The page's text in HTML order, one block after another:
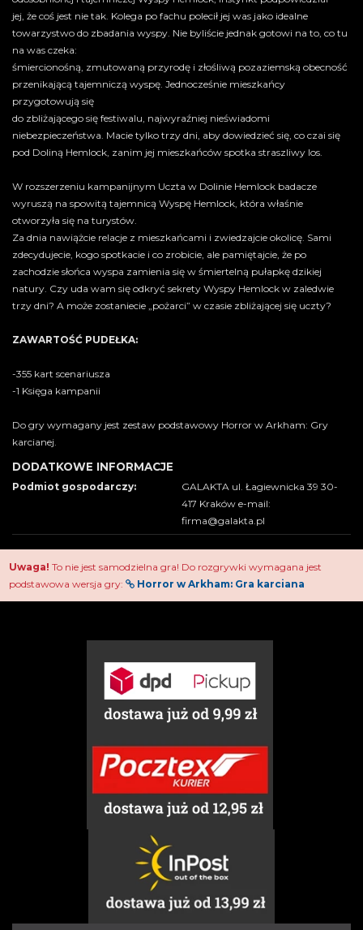
jej, że coś jest nie tak. Kolega po fachu polecił jej was jako idealne
towarzystwo do zbadania wyspy. Nie byliście jednak gotowi na to, co tu
na was czeka:
śmiercionośną, zmutowaną przyrodę i złośliwą pozaziemską obecność
przenikającą tajemniczą wyspę. Jednocześnie mieszkańcy
przygotowują się
do zbliżającego się festiwalu, najwyraźniej nieświadomi
niebezpieczeństwa. Macie tylko trzy dni, aby dowiedzieć się, co czai się
pod Doliną Hemlock, zanim jej mieszkańców spotka straszliwy los.
W rozszerzeniu kampanijnym Uczta w Dolinie Hemlock badacze
wyruszą na spowitą tajemnicą Wyspę Hemlock, która właśnie
otworzyła się na turystów.
Za dnia nawiążcie relacje z mieszkańcami i zwiedzajcie okolicę. Sami
zdecydujecie, kogo spotkacie i co zrobicie, ale pamiętajcie, że po
zachodzie słońca wyspa zamienia się w śmiertelną pułapkę dzikiej
natury. Czy uda wam się odkryć sekrety Wyspy Hemlock w zaledwie
trzy dni? A może zostaniecie „pożarci” w czasie zbliżającej się uczty?
ZAWARTOŚĆ PUDEŁKA:
-355 kart scenariusza
-1 Księga kampanii
Do gry wymagany jest zestaw podstawowy Horror w Arkham: Gry
karcianej.
DODATKOWE INFORMACJE
Podmiot gospodarczy:
GALAKTA ul. Łagiewnicka 39 30-
417 Kraków e-mail:
firma@galakta.pl
Uwaga! To nie jest samodzielna gra! Do rozgrywki wymagana jest
podstawowa wersja gry:
Horror w Arkham: Gra karciana